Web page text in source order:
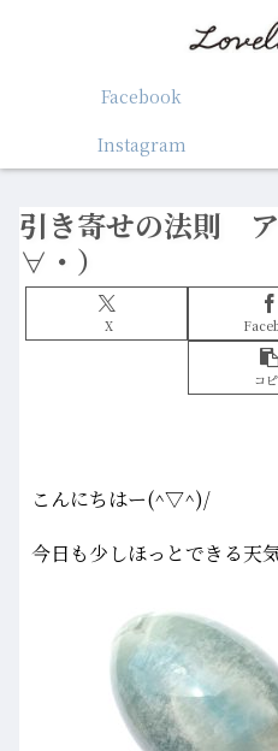
Facebook
Instagram
引き寄せの法則 ア
∀・）
X
コ
こんにちはー(^▽^)/
今日も少しほっとできる